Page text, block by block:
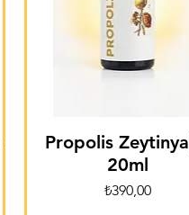
Propolis
20ml
Fiyat
₺390,00